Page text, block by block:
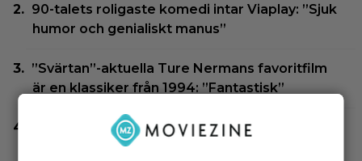
90-talets roligaste komedi intar Viaplay: ”Sjuk
humor och genialiskt manus”
”Svärtan”-aktuella Ture Nermans favoritfilm
är en klassiker från 1994: ”Fantastisk”
Actionsuccén från 1998 som Jackie Chan vill
glömma: ”Gillar den fortfarande inte”